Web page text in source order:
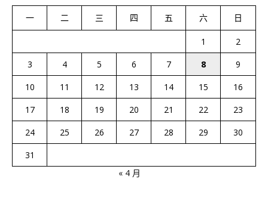
一 二 三 四 五 六 日
1
2
3
4 5 6 7 8
9
10
11 12 13 14 15
16
17
18 19 20 21 22
23
24
25 26 27 28 29
30
31
« 4 月